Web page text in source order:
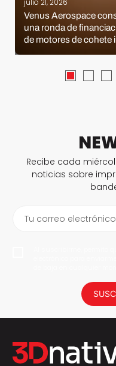
julio 21, 2026
Venus Aerospace
una ronda de
de motores de cohete
Recibe cada
noticias sobre
Tu correo electrónico